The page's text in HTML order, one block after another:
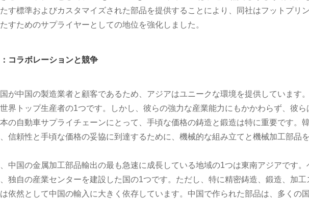
す標準およびカスタマイズされた部品を提供することにより、同社はフットプリ
すためのサプライヤーとしての地位を強化しました。
コラボレーションと競争
が中国の製造業者と顧客であるため、アジアはユニークな環境を提供しています
界トップ生産者の1つです。しかし、彼らの強力な産業能力にもかかわらず、彼
の自動車サプライチェーンにとって、手頃な価格の鋳造と鍛造は特に重要です。
信頼性と手頃な価格の妥協に到達するために、機械的な組み立てと機械加工部品
中国の金属加工部品輸出の最も急速に成長している地域の1つは東南アジアです
独自の産業センターを建設した国の1つです。ただし、特に精密鋳造、鍛造、加工
依然として中国の輸入に大きく依存しています。中国で作られた部品は、多くの